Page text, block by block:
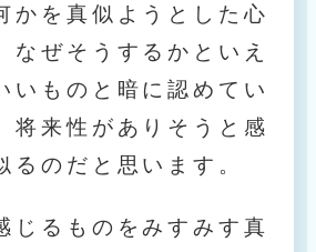
かを真似ようとした心
なぜそうするかといえ
いものと暗に認めてい
将来性がありそうと感
るのだと思います。
じるものをみすみす真